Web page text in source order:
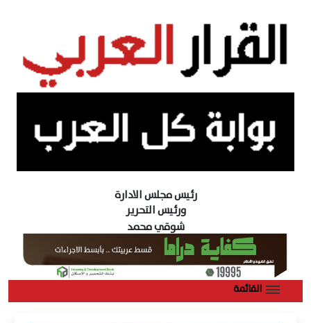
رئيس مجلس الادارة
ورئيس التحرير
شوقي محمد
القائمة